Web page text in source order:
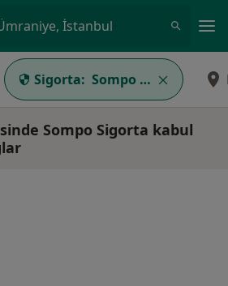
İstanbul
Sigorta: Sompo Sigorta
Sompo Sigorta kabul